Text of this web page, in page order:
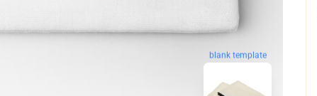
blank template